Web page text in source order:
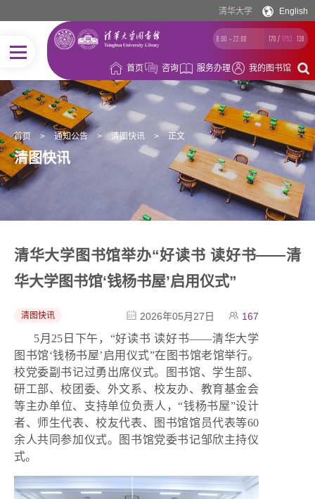
清华大学 English
8:00 ~ 22:00 170 / 1753 138
首页 咨询 服务办理 我的图书馆
首页 > 通知公告 > 清图快讯 > 正文
清图快讯
清华大学图书馆举办“好读书 读好书——清
华大学图书馆‘钱杨书屋’启用仪式”
清图快讯 167
2026年05月27日
5月25日下午，“好读书 读好书——清华大学
图书馆‘钱杨书屋’启用仪式”在图书馆老馆举行。
校党委副书记过勇出席仪式。图书馆、学生部、
研工部、校团委、外文系、校友办、教育基金会
等主办单位、支持单位负责人，“钱杨书屋”设计
者、师生代表、校友代表、图书馆馆员代表等60
余人共同参加仪式。图书馆党委书记邹欣主持仪
式。